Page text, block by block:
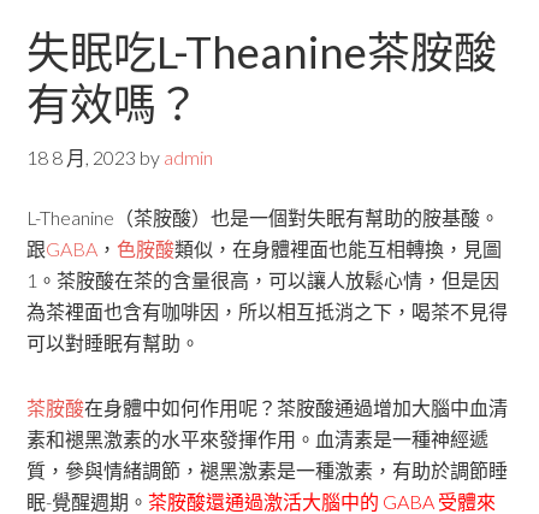
失眠吃L-Theanine茶胺酸
有效嗎？
18 8 月, 2023 by admin
L-Theanine（茶胺酸）也是一個對失眠有幫助的胺基酸。
跟GABA ，色胺酸類似，在身體裡面也能互相轉換，見圖
1。茶胺酸在茶的含量很高，可以讓人放鬆心情，但是因
為茶裡面也含有咖啡因，所以相互抵消之下，喝茶不見得
可以對睡眠有幫助。
茶胺酸在身體中如何作用呢？茶胺酸通過增加大腦中血清
素和褪黑激素的水平來發揮作用。血清素是一種神經遞
質，參與情緒調節，褪黑激素是一種激素，有助於調節睡
眠-覺醒週期。茶胺酸還通過激活大腦中的 GABA 受體來